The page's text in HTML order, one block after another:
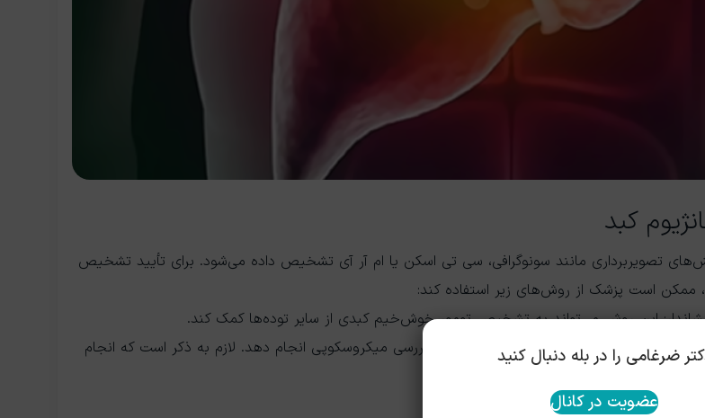
کبد
تصویربرداری مانند سونوگرافی، سی‌ تی اسکن یا ام آر آی تشخیص داده می‌شود. برای تأیید تشخیص
ممکن است پزشک از روش‌های زیر استفاده کند:
این روش می‌تواند به تشخیص تومور خوش‌خیم کبدی از سایر توده‌ها کمک کند.
نمونه‌برداری از توده (بیوپسی) را برای بررسی میکروسکوپی انجام دهد. لازم به ذکر است که انجام
ضرغامی را در بله دنبال کنید
عضویت در کانال